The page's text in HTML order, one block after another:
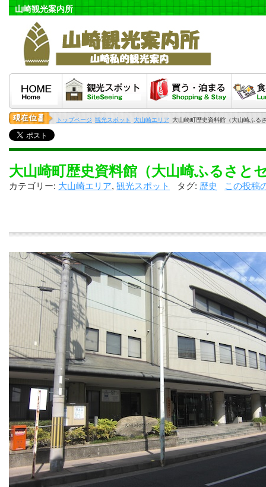
山崎観光案内所
観光スポット 泊まる・買う
トップページ 観光スポット 大山崎エリア 大山崎町歴史資料館（大山崎ふる
大山崎町歴史資料館（大山崎ふるさと
カテゴリー: 大山崎エリア, 観光スポット タグ: 歴史 この投稿